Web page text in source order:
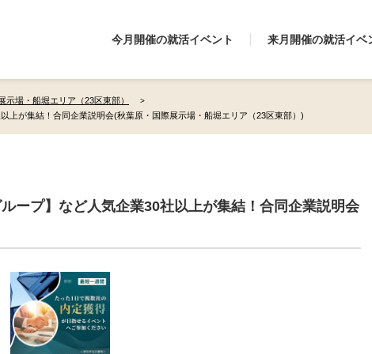
今月開催の就活イベント 来月開催の就活イベ
示場・船堀エリア（23区東部）
上が集結！合同企業説明会(秋葉原・国際展示場・船堀エリア（23区東部）)
ープ】など人気企業30社以上が集結！合同企業説明会